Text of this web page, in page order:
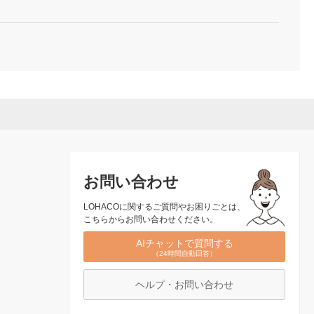
お問い合わせ
LOHACOに関するご質問やお困りごとは、
こちらからお問い合わせください。
AIチャットで質問する
（24時間自動回答）
ヘルプ・お問い合わせ